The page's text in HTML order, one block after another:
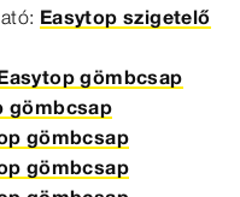
Easytop szigetelő
gömbcsap
gömbcsap
gömbcsap
gömbcsap